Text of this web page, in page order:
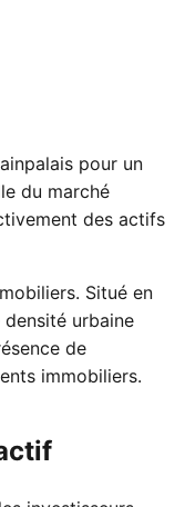
pour un
du marché
des actifs
Situé en
urbaine
de
immobiliers.